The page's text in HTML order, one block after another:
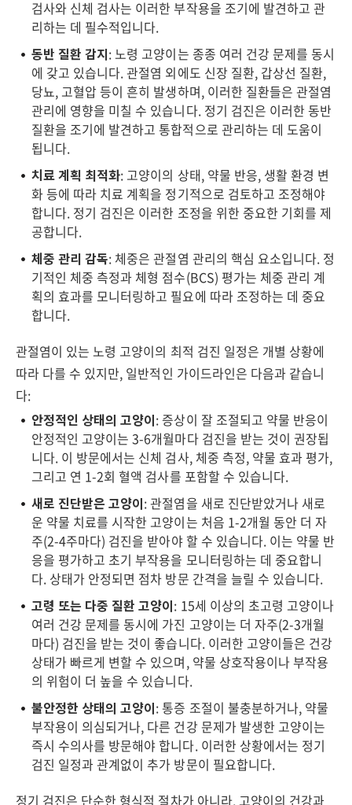
검사와 신체 검사는 이러한 부작용을 조기에 발견하고 관
리하는 데 필수적입니다.
동반 질환 감지: 노령 고양이는 종종 여러 건강 문제를 동시
에 갖고 있습니다. 관절염 외에도 신장 질환, 갑상선 질환,
당뇨, 고혈압 등이 흔히 발생하며, 이러한 질환들은 관절염
관리에 영향을 미칠 수 있습니다. 정기 검진은 이러한 동반
질환을 조기에 발견하고 통합적으로 관리하는 데 도움이
됩니다.
치료 계획 최적화: 고양이의 상태, 약물 반응, 생활 환경 변
화 등에 따라 치료 계획을 정기적으로 검토하고 조정해야
합니다. 정기 검진은 이러한 조정을 위한 중요한 기회를 제
공합니다.
체중 관리 감독: 체중은 관절염 관리의 핵심 요소입니다. 정
기적인 체중 측정과 체형 점수(BCS) 평가는 체중 관리 계
획의 효과를 모니터링하고 필요에 따라 조정하는 데 중요
합니다.
관절염이 있는 노령 고양이의 최적 검진 일정은 개별 상황에
따라 다를 수 있지만, 일반적인 가이드라인은 다음과 같습니
다:
안정적인 상태의 고양이: 증상이 잘 조절되고 약물 반응이
안정적인 고양이는 3-6개월마다 검진을 받는 것이 권장됩
니다. 이 방문에서는 신체 검사, 체중 측정, 약물 효과 평가,
그리고 연 1-2회 혈액 검사를 포함할 수 있습니다.
새로 진단받은 고양이: 관절염을 새로 진단받았거나 새로
운 약물 치료를 시작한 고양이는 처음 1-2개월 동안 더 자
주(2-4주마다) 검진을 받아야 할 수 있습니다. 이는 약물 반
응을 평가하고 초기 부작용을 모니터링하는 데 중요합니
다. 상태가 안정되면 점차 방문 간격을 늘릴 수 있습니다.
고령 또는 다중 질환 고양이: 15세 이상의 초고령 고양이나
여러 건강 문제를 동시에 가진 고양이는 더 자주(2-3개월
마다) 검진을 받는 것이 좋습니다. 이러한 고양이들은 건강
상태가 빠르게 변할 수 있으며, 약물 상호작용이나 부작용
의 위험이 더 높을 수 있습니다.
불안정한 상태의 고양이: 통증 조절이 불충분하거나, 약물
부작용이 의심되거나, 다른 건강 문제가 발생한 고양이는
즉시 수의사를 방문해야 합니다. 이러한 상황에서는 정기
검진 일정과 관계없이 추가 방문이 필요합니다.
정기 검진은 단순한 형식적 절차가 아니라, 고양이의 건강과